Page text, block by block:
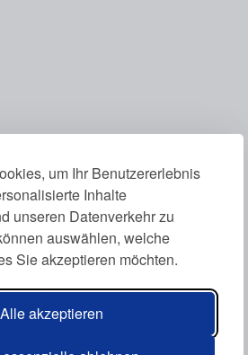
um Ihr Benutzererlebnis
Inhalte
unseren Datenverkehr zu
auswählen, welche
Sie akzeptieren möchten.
Alle akzeptieren
AG © 2026. Alle Rechte vorbehalten.